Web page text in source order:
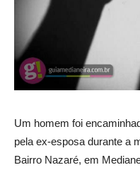
Um homem foi
pela ex-esposa durante a
Bairro Nazaré, em